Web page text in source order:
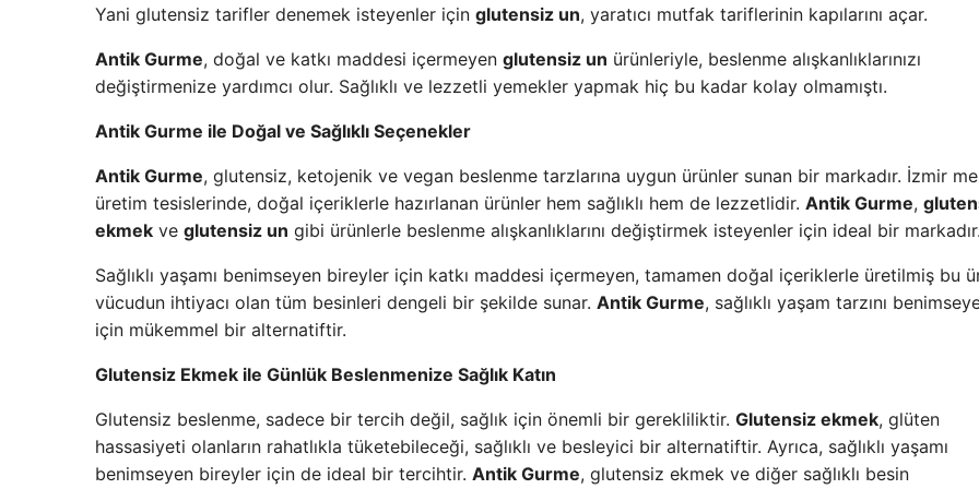
Yani glutensiz tarifler denemek isteyenler için glutensiz un, yaratıcı mutfak tariflerinin kapılarını açar.
Antik Gurme, doğal ve katkı maddesi içermeyen glutensiz un ürünleriyle, beslenme alışkanlıklarınızı
değiştirmenize yardımcı olur. Sağlıklı ve lezzetli yemekler yapmak hiç bu kadar kolay olmamıştı.
Antik Gurme ile Doğal ve Sağlıklı Seçenekler
Antik Gurme, glutensiz, ketojenik ve vegan beslenme tarzlarına uygun ürünler sunan bir markadır. İzmir
üretim tesislerinde, doğal içeriklerle hazırlanan ürünler hem sağlıklı hem de lezzetlidir. Antik Gurme,
ekmek ve glutensiz un gibi ürünlerle beslenme alışkanlıklarını değiştirmek isteyenler için ideal bir markadır.
Sağlıklı yaşamı benimseyen bireyler için katkı maddesi içermeyen, tamamen doğal içeriklerle üretilmiş bu
vücudun ihtiyacı olan tüm besinleri dengeli bir şekilde sunar. Antik Gurme, sağlıklı yaşam tarzını
için mükemmel bir alternatiftir.
Glutensiz Ekmek ile Günlük Beslenmenize Sağlık Katın
Glutensiz beslenme, sadece bir tercih değil, sağlık için önemli bir gerekliliktir. Glutensiz ekmek, glüten
hassasiyeti olanların rahatlıkla tüketebileceği, sağlıklı ve besleyici bir alternatiftir. Ayrıca, sağlıklı yaşamı
benimseyen bireyler için de ideal bir tercihtir. Antik Gurme, glutensiz ekmek ve diğer sağlıklı besin